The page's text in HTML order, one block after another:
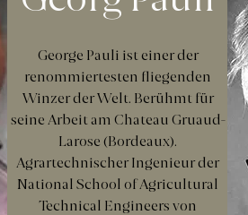
George Pauli ist einer der
renommiertesten fliegenden
Winzer der Welt. Berühmt für
seine Arbeit am Chateau Gruaud-
Larose (Bordeaux).
Agrartechnischer Ingenieur der
National School of Agricultural
Technical Engineers von